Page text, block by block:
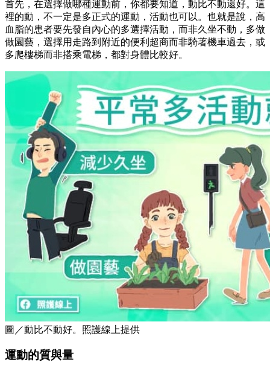
首先，在選擇做哪種運動前，你都要知道，動比不動還好。這
裡的動，不一定是多正式的運動，活動也可以。也就是說，高
血脂的患者要先發自內心的多選擇活動，而非久坐不動，多做
做園藝，選擇用走路到附近的便利超商而非騎著機車過去，或
多爬樓梯而非搭乘電梯，都對身體比較好。
圖／動比不動好。照護線上提供
運動的質與量